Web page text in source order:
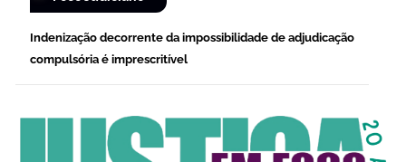
Indenização decorrente da impossibilidade de adjudicação
compulsória é imprescritível